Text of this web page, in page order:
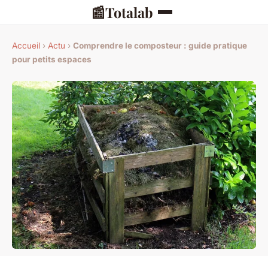
📰Totalab
Accueil › Actu › Comprendre le composteur : guide pratique
pour petits espaces